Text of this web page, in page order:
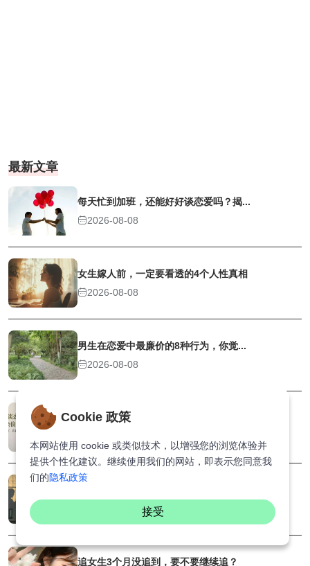
最新文章
每天忙到加班，还能好好谈恋爱吗？揭...
2026-08-08
女生嫁人前，一定要看透的4个人性真相
2026-08-08
男生在恋爱中最廉价的8种行为，你觉...
2026-08-08
大学里谈一场恋爱，究竟会偷偷偷走你...
追女生3个月没追到，要不要继续追？
Cookie 政策
本网站使用 cookie 或类似技术，以增强您的浏览体验并
提供个性化建议。继续使用我们的网站，即表示您同意我
们的隐私政策
接受